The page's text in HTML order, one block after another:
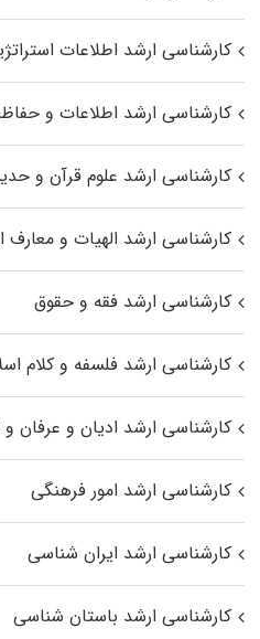
کارشناسی ارشد اطلاعات
کارشناسی ارشد اطلاعات و
کارشناسی ارشد علوم قرآن و
کارشناسی ارشد الهیات و
کارشناسی ارشد فقه و حقوق
کارشناسی ارشد فلسفه و کلام
کارشناسی ارشد ادیان و عرفان
کارشناسی ارشد امور فرهنگی
کارشناسی ارشد ایران شناسی
کارشناسی ارشد باستان شناسی